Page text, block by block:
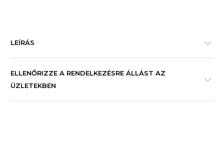
LEÍRÁS
ELLENŐRIZZE A RENDELKEZÉSRE ÁLLÁST AZ
ÜZLETEKBEN